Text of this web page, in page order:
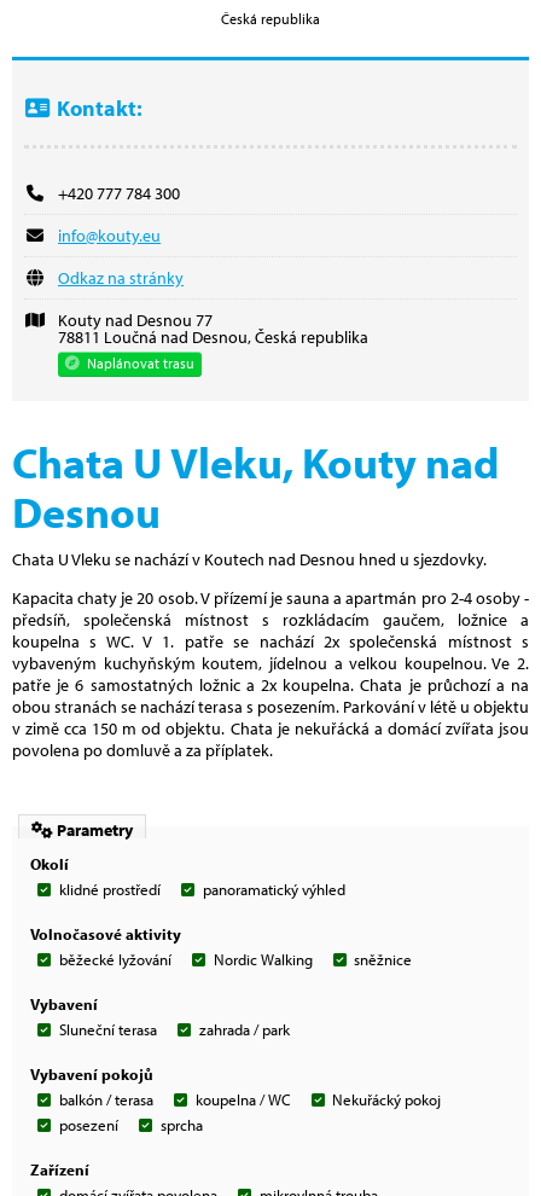
Česká republika
Kontakt:
+420 777 784 300
info@kouty.eu
Odkaz na stránky
Kouty nad Desnou 77
78811 Loučná nad Desnou, Česká republika
Naplánovat trasu
Chata U Vleku, Kouty nad
Desnou
Chata U Vleku se nachází v Koutech nad Desnou hned u sjezdovky.
Kapacita chaty je 20 osob. V přízemí je sauna a apartmán pro 2-4 osoby -
předsíň, společenská místnost s rozkládacím gaučem, ložnice a
koupelna s WC. V 1. patře se nachází 2x společenská místnost s
vybaveným kuchyňským koutem, jídelnou a velkou koupelnou. Ve 2.
patře je 6 samostatných ložnic a 2x koupelna. Chata je průchozí a na
obou stranách se nachází terasa s posezením. Parkování v létě u objektu
v zimě cca 150 m od objektu. Chata je nekuřácká a domácí zvířata jsou
povolena po domluvě a za příplatek.
Parametry
Okolí
klidné prostředí
panoramatický výhled
Volnočasové aktivity
běžecké lyžování
Nordic Walking sněžnice
Vybavení
Sluneční terasa
zahrada / park
Vybavení pokojů
balkón / terasa
koupelna / WC
Nekuřácký pokoj
posezení
sprcha
Zařízení